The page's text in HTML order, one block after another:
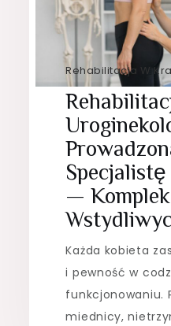
Rehabilitacja W
—
Każda kobieta
i pewność w
funkcjonowaniu.
miednicy,